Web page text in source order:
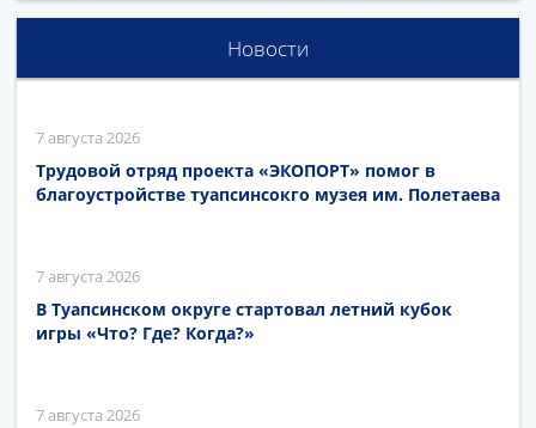
Новости
7 августа 2026
Трудовой отряд проекта «ЭКОПОРТ» помог в
благоустройстве туапсинсокго музея им. Полетаева
7 августа 2026
В Туапсинском округе стартовал летний кубок
игры «Что? Где? Когда?»
7 августа 2026